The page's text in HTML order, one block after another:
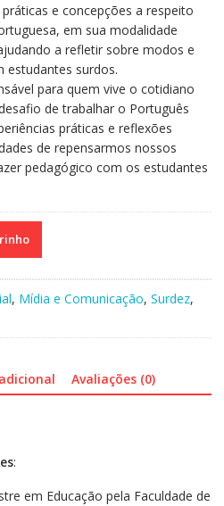
e concepções a respeito
em sua modalidade
a refletir sobre modos e
estudantes surdos.
para quem vive o cotidiano
de trabalhar o Português
práticas e reflexões
de repensarmos nossos
pedagógico com os estudantes
, Mídia e Comunicação, Surdez,
Avaliações (0)
:
em Educação pela Faculdade de